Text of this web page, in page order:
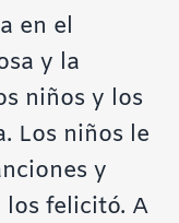
en el
y la
niños y los
Los niños le
y
los felicitó. A